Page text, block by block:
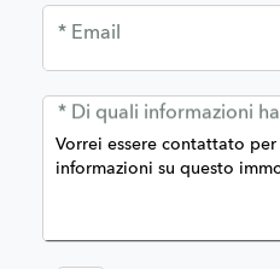
* Email
* Di quali informazioni